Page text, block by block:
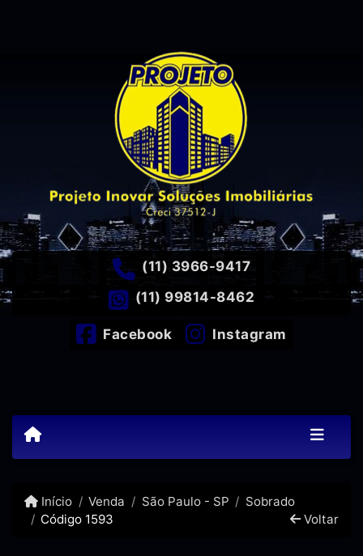
(11) 3966-9417
(11) 99814-8462
Facebook Instagram
Início Venda São Paulo - SP
Sobrado
Código 1593
Voltar